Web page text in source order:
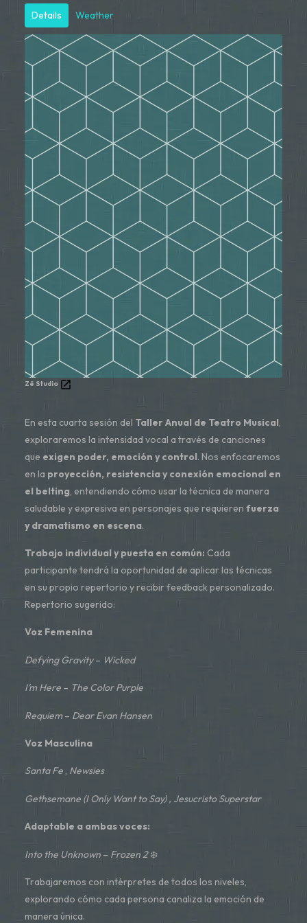
Details Weather
Zë Studio
En esta cuarta sesión del Taller Anual de Teatro Musical,
exploraremos la intensidad vocal a través de canciones
que exigen poder, emoción y control. Nos enfocaremos
en la proyección, resistencia y conexión emocional en
el belting, entendiendo cómo usar la técnica de manera
saludable y expresiva en personajes que requieren fuerza
y dramatismo en escena.
Trabajo individual y puesta en común: Cada
participante tendrá la oportunidad de aplicar las técnicas
en su propio repertorio y recibir feedback personalizado.
Repertorio sugerido:
Voz Femenina
Defying Gravity– Wicked
I’m Here – The Color Purple
Requiem– Dear Evan Hansen
Voz Masculina
Santa Fe , Newsies
Gethsemane (I Only Want to Say) , Jesucristo Superstar
Adaptable a ambas voces:
Into the Unknown – Frozen 2❄️
Trabajaremos con intérpretes de todos los niveles,
explorando cómo cada persona canaliza la emoción de
manera única.